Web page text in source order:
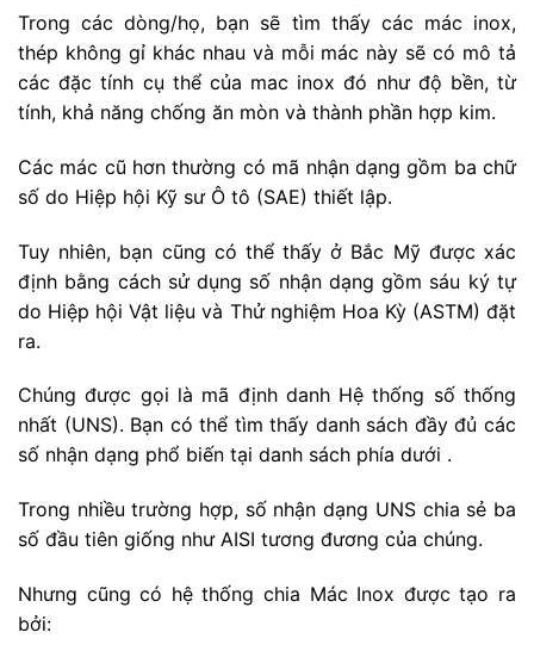
Trong các dòng/họ, bạn sẽ tìm thấy các mác inox,
thép không gỉ khác nhau và mỗi mác này sẽ có mô tả
các đặc tính cụ thể của mac inox đó như độ bền, từ
tính, khả năng chống ăn mòn và thành phần hợp kim.
Các mác cũ hơn thường có mã nhận dạng gồm ba chữ
số do Hiệp hội Kỹ sư Ô tô (SAE) thiết lập.
Tuy nhiên, bạn cũng có thể thấy ở Bắc Mỹ được xác
định bằng cách sử dụng số nhận dạng gồm sáu ký tự
do Hiệp hội Vật liệu và Thử nghiệm Hoa Kỳ (ASTM) đặt
ra.
Chúng được gọi là mã định danh Hệ thống số thống
nhất (UNS). Bạn có thể tìm thấy danh sách đầy đủ các
số nhận dạng phổ biến tại danh sách phía dưới .
Trong nhiều trường hợp, số nhận dạng UNS chia sẻ ba
số đầu tiên giống như AISI tương đương của chúng.
Nhưng cũng có hệ thống chia Mác Inox được tạo ra
bởi: